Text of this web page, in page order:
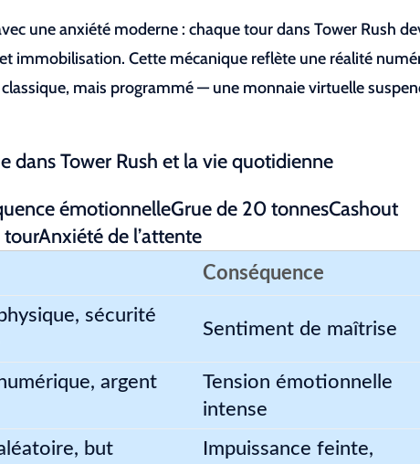
une anxiété moderne : chaque tour dans Tower Rush
immobilisation. Cette mécanique reflète une réalité
classique, mais programmé — une monnaie virtuelle
dans Tower Rush et la vie quotidienne
émotionnelleGrue de 20 tonnesCashout
de l’attente
Conséquence
sécurité
Sentiment de maîtrise
argent
Tension émotionnelle
intense
but
Impuissance feinte,